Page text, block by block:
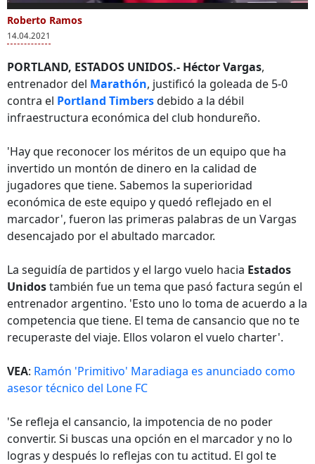
0
of
5
minutes,
seconds
Más Videos
Troglio sobre Héctor
Vargas:"Estoy
de mi equipo"
Héctor Vargas: "Real
España es un equipo
Roberto Ramos
14.04.2021
PORTLAND, ESTADOS UNIDOS.- Héctor Vargas,
entrenador del Marathón, justificó la goleada de 5-0
contra el Portland Timbersdebido a la débil
infraestructura económica del club hondureño.
'Hay que reconocer los méritos de un equipo que ha
invertido un montón de dinero en la calidad de
jugadores que tiene. Sabemos la superioridad
económica de este equipo y quedó reflejado en el
marcador', fueron las primeras palabras de un Vargas
desencajado por el abultado marcador.
La seguidía de partidos y el largo vuelo hacia Estados
Unidostambién fue un tema que pasó factura según el
entrenador argentino. 'Esto uno lo toma de acuerdo a la
competencia que tiene. El tema de cansancio que no te
recuperaste del viaje. Ellos volaron el vuelo charter'.
VEA: Ramón 'Primitivo' Maradiaga es anunciado como
asesor técnico del Lone FC
'Se refleja el cansancio, la impotencia de no poder
convertir. Si buscas una opción en el marcador y no lo
logras y después lo reflejas con tu actitud. El gol te